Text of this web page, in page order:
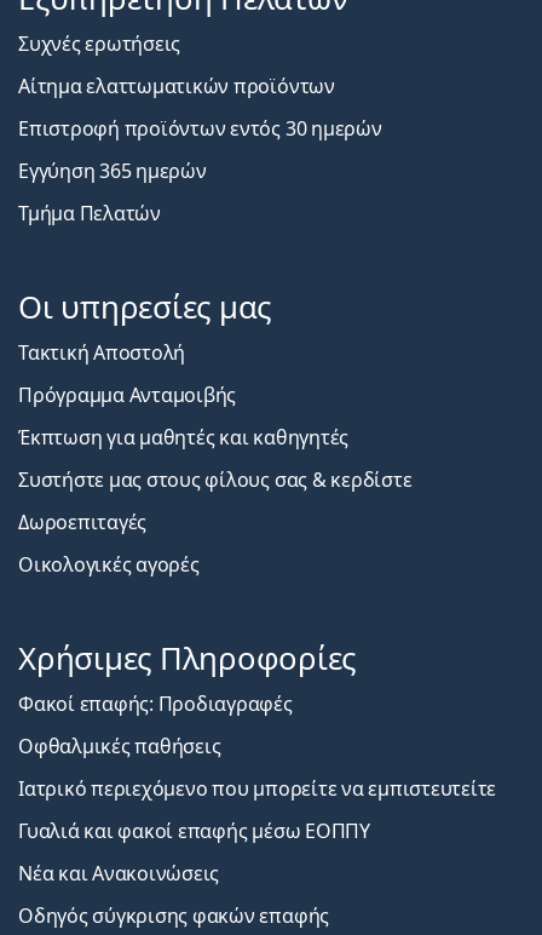
Συχνές ερωτήσεις
Αίτημα ελαττωματικών προϊόντων
Επιστροφή προϊόντων εντός 30 ημερών
Εγγύηση 365 ημερών
Τμήμα Πελατών
Οι υπηρεσίες μας
Τακτική Αποστολή
Πρόγραμμα Ανταμοιβής
Έκπτωση για μαθητές και καθηγητές
Συστήστε μας στους φίλους σας & κερδίστε
Δωροεπιταγές
Οικολογικές αγορές
Χρήσιμες Πληροφορίες
Φακοί επαφής: Προδιαγραφές
Οφθαλμικές παθήσεις
Ιατρικό περιεχόμενο που μπορείτε να εμπιστευτείτε
Γυαλιά και φακοί επαφής μέσω ΕΟΠΠΥ
Νέα και Ανακοινώσεις
Οδηγός σύγκρισης φακών επαφής